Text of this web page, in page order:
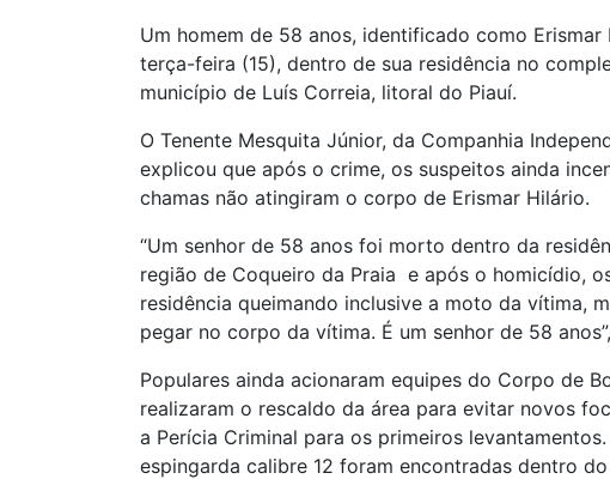
Um homem de 58 anos, identificado como
terça-feira (15), dentro de sua residência no
município de Luís Correia, litoral do Piauí.
O Tenente Mesquita Júnior, da Companhia
explicou que após o crime, os suspeitos ainda
chamas não atingiram o corpo de Erismar Hilário.
“Um senhor de 58 anos foi morto dentro da
região de Coqueiro da Praia e após o homicídio,
residência queimando inclusive a moto da vítima,
pegar no corpo da vítima. É um senhor de 58
Populares ainda acionaram equipes do Corpo de
realizaram o rescaldo da área para evitar novos
a Perícia Criminal para os primeiros
espingarda calibre 12 foram encontradas dentro